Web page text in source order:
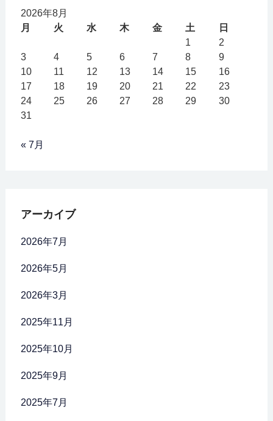
2026年8月
月
火 水 木 金 土
日
1
2
3
4 5 6 7 8
9
10
11 12 13 14 15
16
17
18 19 20 21 22
23
24
25 26 27 28 29
30
31
« 7月
アーカイブ
2026年7月
2026年5月
2026年3月
2025年11月
2025年10月
2025年9月
2025年7月